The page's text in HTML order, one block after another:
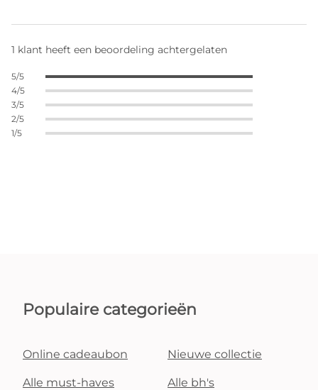
1 klant heeft een beoordeling achtergelaten
5/5
4/5
3/5
2/5
1/5
Populaire categorieën
Online cadeaubon Nieuwe collectie
Alle must-haves Alle bh's